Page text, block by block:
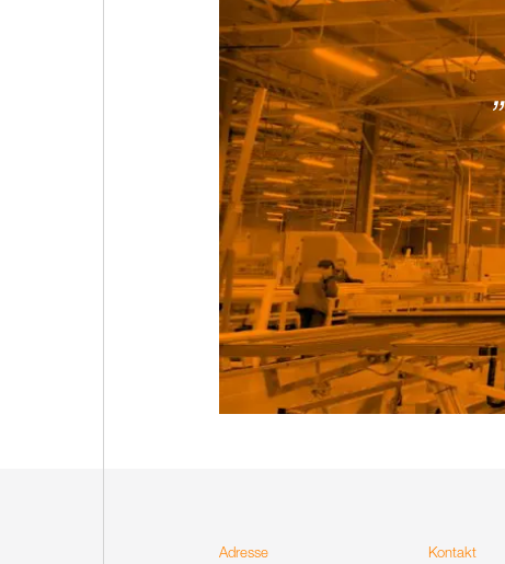
Adresse Kontakt